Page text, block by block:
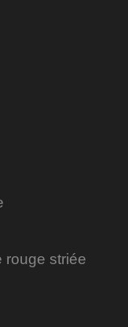
rouge striée